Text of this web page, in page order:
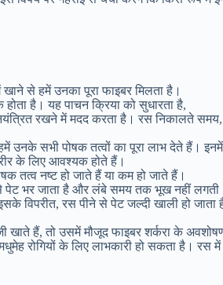
से हमें उनका पूरा फाइबर मिलता है।
है। यह पाचन क्रिया को सुधारता है,
रखने में मदद करता है। रस निकालते समय,
उनके सभी पोषक तत्वों का पूरा लाभ देते हैं। इनमें
के लिए आवश्यक होते हैं।
तत्व नष्ट हो जाते हैं या कम हो जाते हैं।
भर जाता है और लंबे समय तक भूख नहीं
विपरीत, रस पीने से पेट जल्दी खाली हो
खाते हैं, तो उसमें मौजूद फाइबर शर्करा के
रोगियों के लिए लाभकारी हो सकता है।